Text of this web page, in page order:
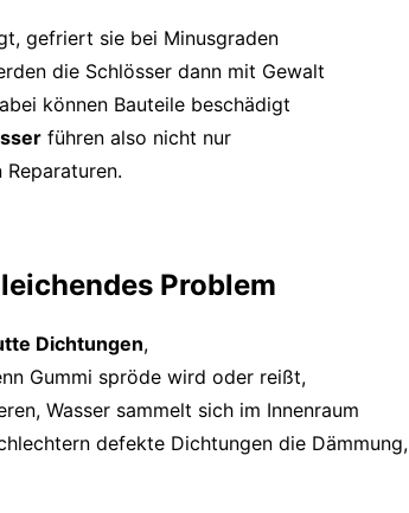
gefriert sie bei Minusgraden
die Schlösser dann mit Gewalt
können Bauteile beschädigt
führen also nicht nur
Problem
Dichtungen,
Gummi spröde wird oder reißt,
Wasser sammelt sich im Innenraum
defekte Dichtungen die Dämmung,